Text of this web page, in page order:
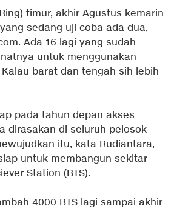
timur, akhir Agustus kemarin
sedang uji coba ada dua,
Ada 16 lagi yang sudah
untuk menggunakan
barat dan tengah sih lebih
pada tahun depan akses
dirasakan di seluruh pelosok
itu, kata Rudiantara,
untuk membangun sekitar
Station (BTS).
4000 BTS lagi sampai akhir